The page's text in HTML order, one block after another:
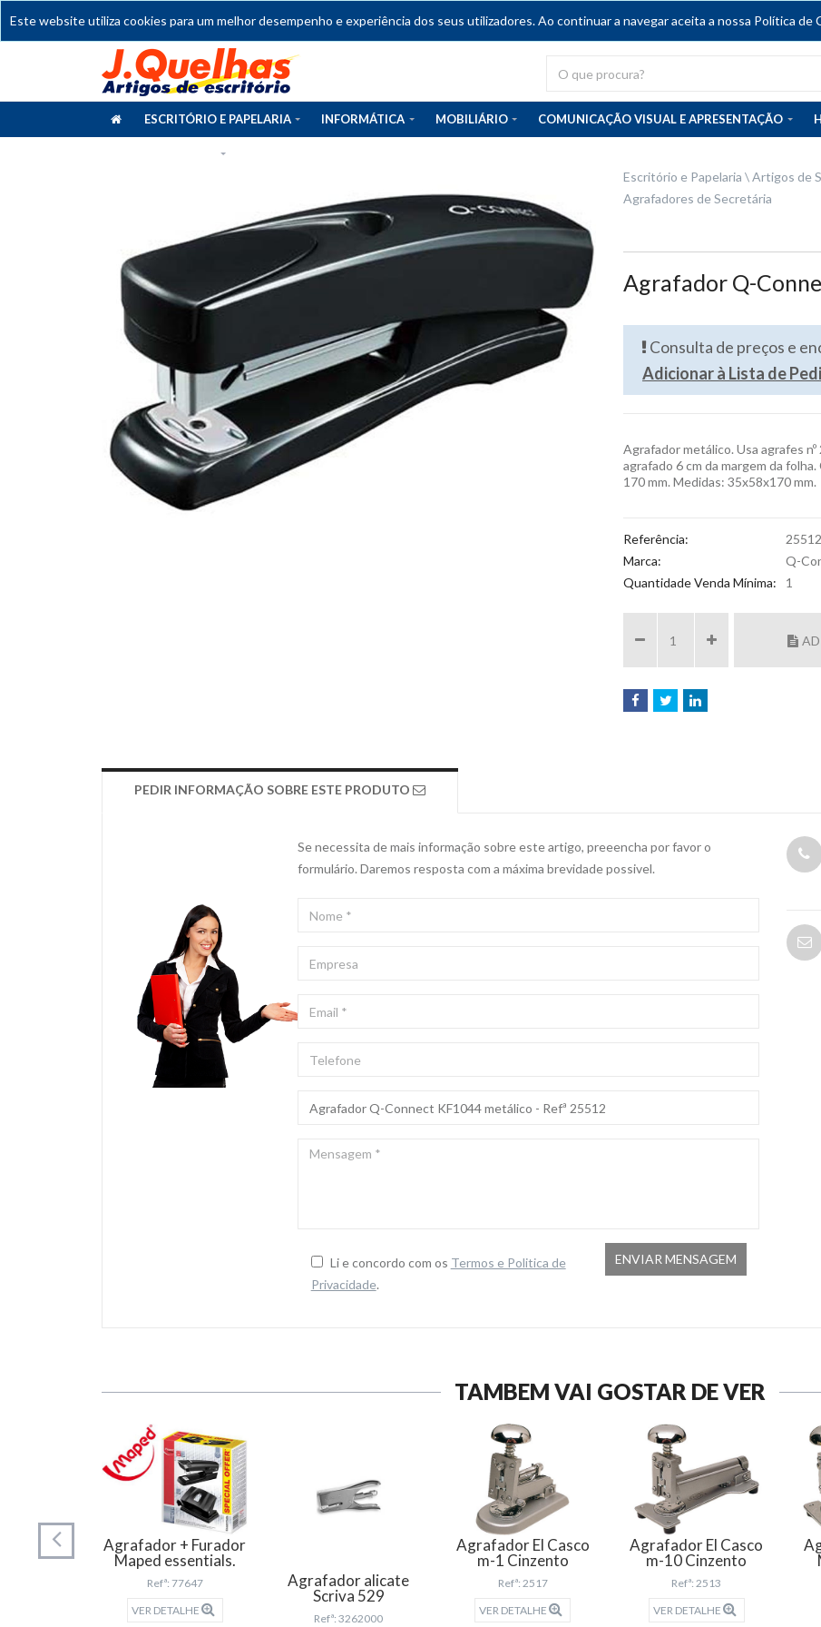
Este website utiliza cookies para um melhor desempenho e experiência dos seus utilizadores. Ao continuar a navegar aceita a nossa Política de
ESCRITÓRIO E PAPELARIA INFORMÁTICA MOBILIÁRIO COMUNICAÇÃO VISUAL E APRESENTAÇÃO
Escritório e Papelaria Artigos de
Agrafadores de Secretária
Agrafador Q-
Consulta de preços e
Adicionar à Lista de
Agrafador metálico. Usa agrafes
agrafado 6 cm da margem da
170 mm. Medidas: 35x58x170 mm.
Referência:
25512
Marca:
Q-
Quantidade Venda Mínima:
1
PEDIR INFORMAÇÃO SOBRE ESTE PRODUTO
Se necessita de mais informação sobre este artigo, preeencha por favor o
formulário. Daremos resposta com a máxima brevidade possivel.
*
Li e concordo com os Termos e Politica de
Privacidade.
TAMBÉM VAI GOSTAR DE VER
Rexel
Agrafador + Furador
Maped essentials.
Refª: 77647
VER DETALHE
Agrafador alicate
Scriva 529
Refª: 3262000
Agrafador El Casco
m-1 Cinzento
Refª: 2517
VER DETALHE
Agrafador El Casco
m-10 Cinzento
Refª: 2513
VER DETALHE